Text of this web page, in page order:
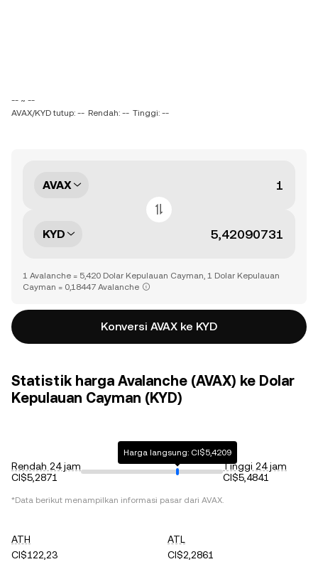
-- ~ --
AVAX/KYD tutup: -- Rendah: -- Tinggi: --
AVAX
KYD
1 Avalanche = 5,420 Dolar Kepulauan Cayman, 1 Dolar Kepulauan
Cayman = 0,18447 Avalanche
Konversi AVAX ke KYD
Statistik harga Avalanche (AVAX) ke Dolar
Kepulauan Cayman (KYD)
Rendah 24 jam
CI$5,2871
Harga langsung: CI$5,4209
Tinggi 24 jam
CI$5,4841
*Data berikut menampilkan informasi pasar dari AVAX.
ATH
CI$122,23
ATL
CI$2,2861